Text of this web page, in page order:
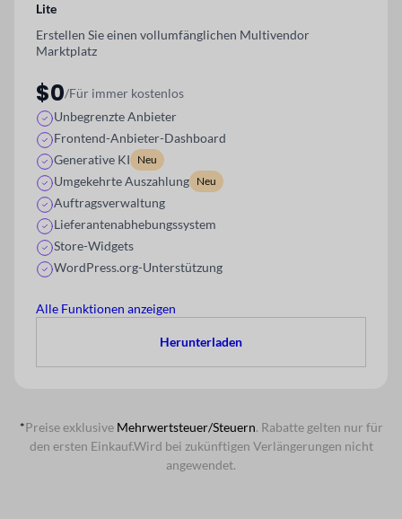
Lite
Erstellen Sie einen vollumfänglichen Multivendor
Marktplatz
$0/Für immer kostenlos
Unbegrenzte Anbieter
Frontend-Anbieter-Dashboard
Generative KI
Neu
Umgekehrte Auszahlung Neu
Auftragsverwaltung
Lieferantenabhebungssystem
Store-Widgets
WordPress.org-Unterstützung
Alle Funktionen anzeigen
Herunterladen
*Preise exklusive Mehrwertsteuer/Steuern. Rabatte gelten nur für
den ersten Einkauf.Wird bei zukünftigen Verlängerungen nicht
angewendet.